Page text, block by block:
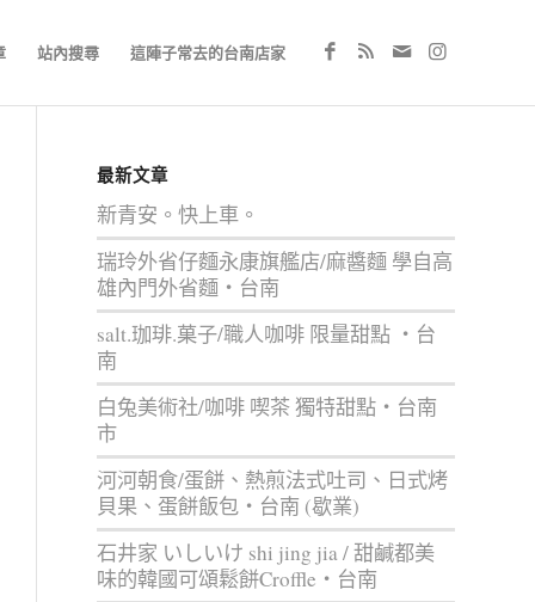
站內搜尋 這陣子常去的台南店家
最新文章
新青安。快上車。
瑞玲外省仔麵永康旗艦店/麻醬麵 學自高
雄內門外省麵‧台南
salt.珈琲.菓子/職人咖啡 限量甜點 ‧台
南
白兔美術社/咖啡 喫茶 獨特甜點‧台南
市
河河朝食/蛋餅、熱煎法式吐司、日式烤
貝果、蛋餅飯包‧台南 (歇業)
石井家 いしいけ shi jing jia / 甜鹹都美
味的韓國可頌鬆餅Croffle‧台南